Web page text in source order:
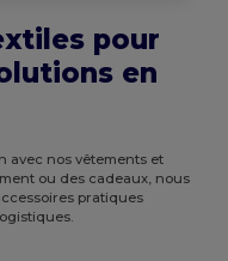
pour
en
avec nos vêtements et
ou des cadeaux, nous
pratiques